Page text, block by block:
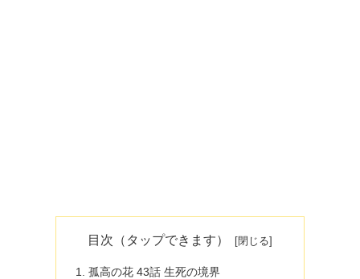
目次（タップできます）
孤高の花 43話 生死の境界